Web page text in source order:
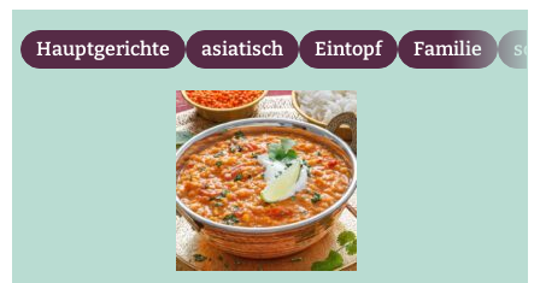
Hauptgerichte asiatisch Eintopf Familie